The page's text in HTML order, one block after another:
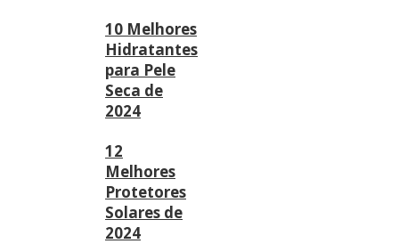
10 Melhores
Hidratantes
para Pele
Seca de
2024
12
Melhores
Protetores
Solares de
2024